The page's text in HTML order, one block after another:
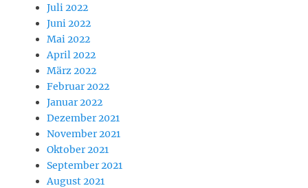
Juli 2022
Juni 2022
Mai 2022
April 2022
März 2022
Februar 2022
Januar 2022
Dezember 2021
November 2021
Oktober 2021
September 2021
August 2021